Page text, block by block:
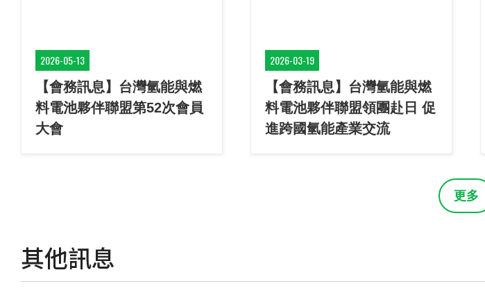
2026-05-13
【會務訊息】台灣氫能與燃
料電池夥伴聯盟第52次會員
大會
2026-03-19
【會務訊息】台灣氫能與燃
料電池夥伴聯盟領團赴日 促
進跨國氫能產業交流
更多
其他訊息